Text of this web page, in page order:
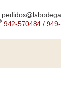
942-570484 /